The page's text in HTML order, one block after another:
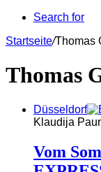
Search for
Startseite/Thomas
Thomas
Düsseldorf
Klaudija
Vom